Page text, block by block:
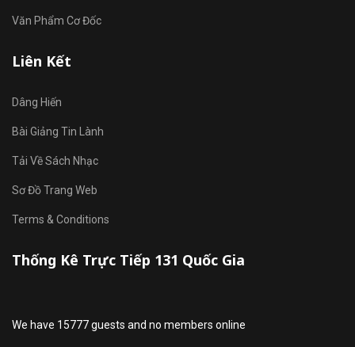
Văn Phẩm Cơ Đốc
Liên Kết
Dâng Hiến
Bài Giảng Tin Lành
Tải Về Sách Nhạc
Sơ Đồ Trang Web
Terms & Conditions
Thống Kê Trực Tiếp 131 Quốc Gia
We have 15777 guests and no members online